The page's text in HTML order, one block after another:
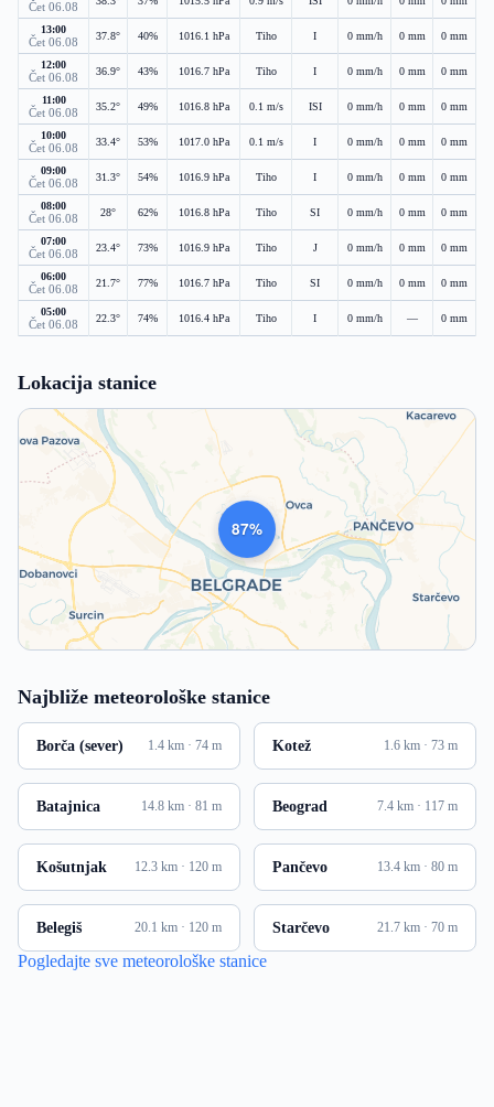
Čet 06.08
13:00
Čet 06.08 37.8° 40% 1016.1 hPa Tiho I 0 mm/h 0 mm 0 mm
12:00
Čet 06.08 36.9° 43% 1016.7 hPa Tiho I 0 mm/h 0 mm 0 mm
11:00
Čet 06.08 35.2° 49% 1016.8 hPa 0.1 m/s ISI 0 mm/h 0 mm 0 mm
10:00
Čet 06.08 33.4° 53% 1017.0 hPa 0.1 m/s I 0 mm/h 0 mm 0 mm
09:00
Čet 06.08 31.3° 54% 1016.9 hPa Tiho I 0 mm/h 0 mm 0 mm
08:00
Čet 06.08 28° 62% 1016.8 hPa Tiho SI 0 mm/h 0 mm 0 mm
07:00
Čet 06.08 23.4° 73% 1016.9 hPa Tiho J 0 mm/h 0 mm 0 mm
06:00
Čet 06.08 21.7° 77% 1016.7 hPa Tiho SI 0 mm/h 0 mm 0 mm
05:00
Čet 06.08 22.3° 74% 1016.4 hPa Tiho I 0 mm/h — 0 mm
Lokacija stanice
1015
Najbliže meteorološke stanice
Borča (sever) 1.4 km · 74 m Kotež 1.6 km · 73 m
Batajnica 14.8 km · 81 m Beograd 7.4 km · 117 m
Košutnjak 12.3 km · 120 m Pančevo 13.4 km · 80 m
Belegiš 20.1 km · 120 m Starčevo 21.7 km · 70 m
Pogledajte sve meteorološke stanice